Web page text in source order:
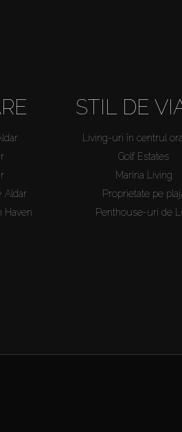
Aldar
Haven
STIL DE
Living-uri în centrul
Golf Estates
Marina Living
Proprietate pe
Penthouse-uri de